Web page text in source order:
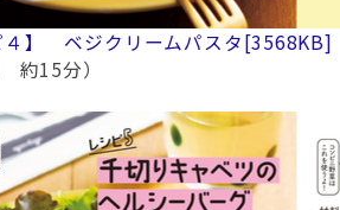
４】 ベジクリームパスタ[3568KB]
約15分）